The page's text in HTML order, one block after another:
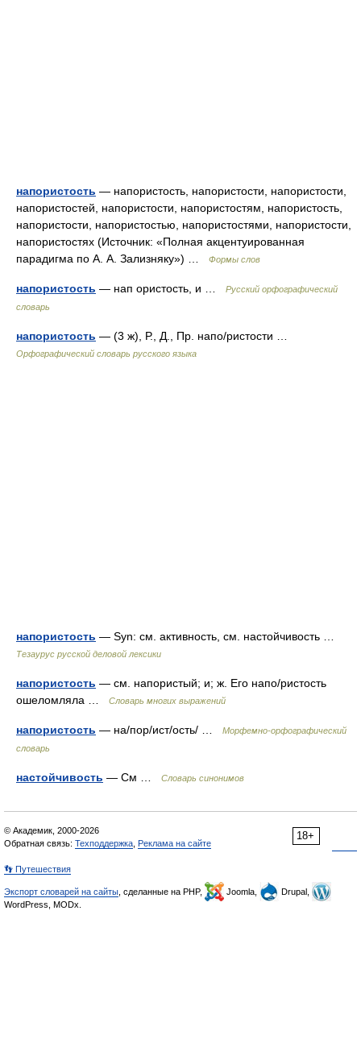
напористость — напористость, напористости, напористости,
напористостей, напористости, напористостям, напористость,
напористости, напористостью, напористостями, напористости,
напористостях (Источник: «Полная акцентуированная
парадигма по А. А. Зализняку») …
Формы слов
напористость — нап ористость, и …
Русский орфографический
словарь
напористость — (3 ж), Р., Д., Пр. напо/ристости …
Орфографический словарь русского языка
напористость — Syn: см. активность, см. настойчивость …
Тезаурус русской деловой лексики
напористость — см. напористый; и; ж. Его напо/ристость
ошеломляла …
Словарь многих выражений
напористость — на/пор/ист/ость/ …
Морфемно-орфографический
словарь
настойчивость — См … Словарь синонимов
18+
© Академик, 2000-2026
Обратная связь: Техподдержка Реклама на сайте
👣 Путешествия
Экспорт словарей на сайты , сделанные на PHP, Joomla,
Drupal,
WordPress, MODx.